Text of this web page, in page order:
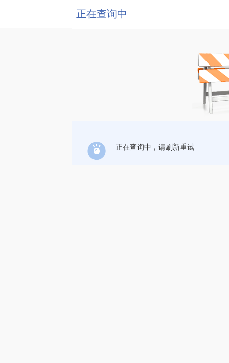
正在查询中
正在查询中，请刷新重试